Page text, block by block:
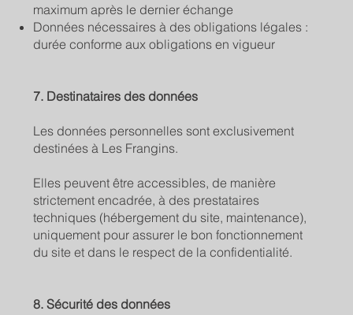
maximum après le dernier échange
Données nécessaires à des obligations légales :
durée conforme aux obligations en vigueur
7. Destinataires des données
Les données personnelles sont exclusivement
destinées à Les Frangins.
Elles peuvent être accessibles, de manière
strictement encadrée, à des prestataires
techniques (hébergement du site, maintenance),
uniquement pour assurer le bon fonctionnement
du site et dans le respect de la confidentialité.
8. Sécurité des données